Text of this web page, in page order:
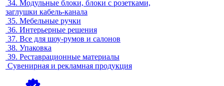
34. Модульные блоки, блоки с розетками,
заглушки кабель-канала
35. Мебельные ручки
36. Интерьерные решения
37. Все для шоу-румов и салонов
38. Упаковка
39. Реставрационные материалы
Сувенирная и рекламная продукция